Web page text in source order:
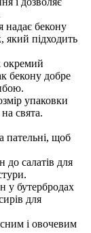
надає бекону
який підходить
окремий
бекону добре
упаковки
свята.
пательні, щоб
до салатів для
у бутербродах
для
і овочевим